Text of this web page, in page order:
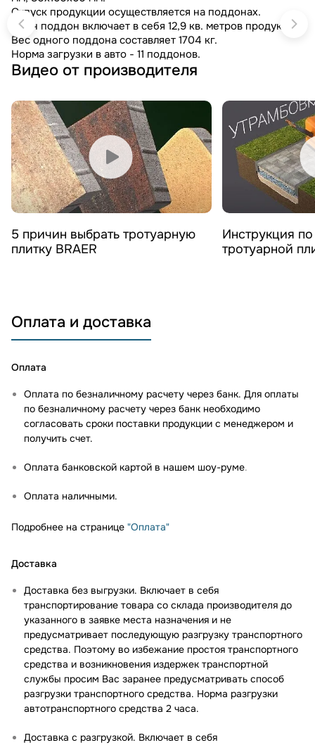
Отпуск продукции осуществляется на поддонах.
Один поддон включает в себя 12,9 кв. метров продукции.
Вес одного поддона составляет 1704 кг.
Норма загрузки в авто - 11 поддонов.
Видео от производителя
Смотреть видео
5 причин выбрать тротуарную
плитку BRAER
Смотреть
Инструкция
тротуарной
Оплата и доставка
Оплата
Оплата по безналичному расчету через банк. Для оплаты
по безналичному расчету через банк необходимо
согласовать сроки поставки продукции с менеджером и
получить счет.
Оплата банковской картой в нашем шоу-руме.
Оплата наличными.
Подробнее на странице "Оплата"
Доставка
Доставка без выгрузки. Включает в себя
транспортирование товара со склада производителя до
указанного в заявке места назначения и не
предусматривает последующую разгрузку транспортного
средства. Поэтому во избежание простоя транспортного
средства и возникновения издержек транспортной
службы просим Вас заранее предусматривать способ
разгрузки транспортного средства. Норма разгрузки
автотранспортного средства 2 часа.
Доставка с разгрузкой. Включает в себя